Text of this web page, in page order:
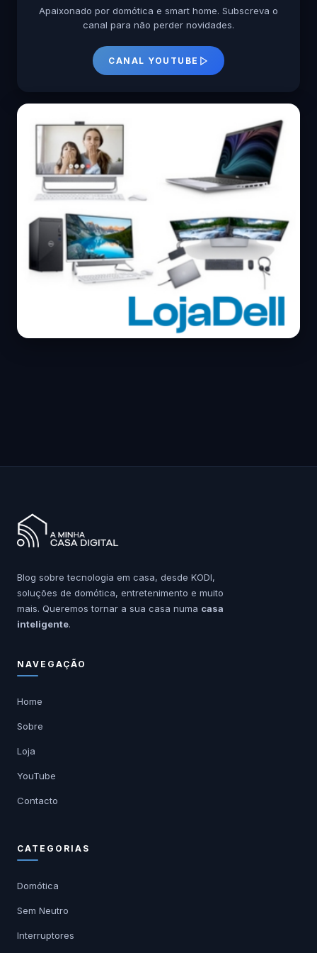
Apaixonado por domótica e smart home. Subscreva o
canal para não perder novidades.
CANAL YOUTUBE
Blog sobre tecnologia em casa, desde KODI,
soluções de domótica, entretenimento e muito
mais. Queremos tornar a sua casa numa casa
inteligente.
NAVEGAÇÃO
Home
Sobre
Loja
YouTube
Contacto
CATEGORIAS
Domótica
Sem Neutro
Interruptores